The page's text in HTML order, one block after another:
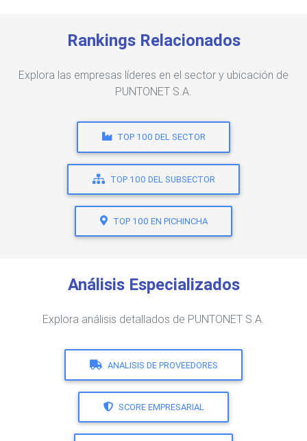
Rankings Relacionados
Explora las empresas líderes en el sector y ubicación de
PUNTONET S.A.
TOP 100 DEL SECTOR
TOP 100 DEL SUBSECTOR
TOP 100 EN PICHINCHA
Análisis Especializados
Explora análisis detallados de PUNTONET S.A.
ANALISIS DE PROVEEDORES
SCORE EMPRESARIAL